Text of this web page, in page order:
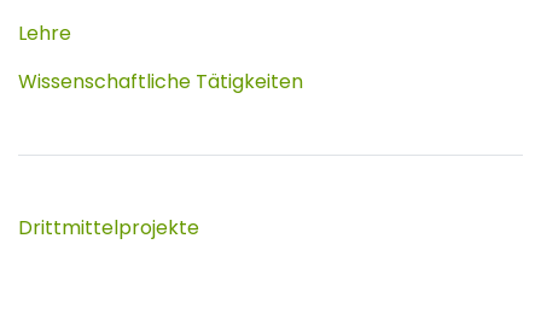
Lehre
Wissenschaftliche Tätigkeiten
Drittmittelprojekte